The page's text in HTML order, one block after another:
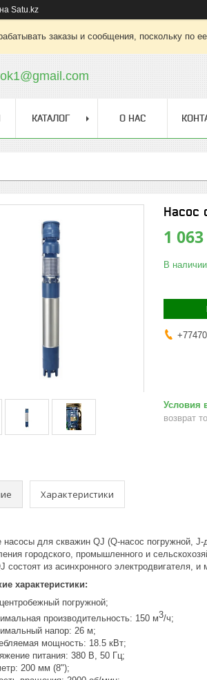
на Satu.kz
заказы и сообщения, поскольку по
КАТАЛОГ О НАС
Насос
1
В наличии
возврат
Характеристики
насосы для скважин QJ (Q-насос погружной,
городского, промышленного и
состоят из асинхронного электродвигателя,
характеристики:
погружной;
производительность: 150 м3/ч;
напор: 26 м;
мощность: 18.5 кВт;
питания: 380 В, 50 Гц;
200 мм (8");